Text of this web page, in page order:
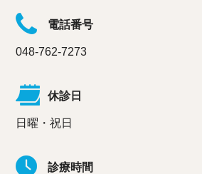
電話番号
048-762-7273
休診日
日曜・祝日
診療時間